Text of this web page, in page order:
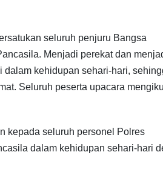
seluruh penjuru Bangsa
Menjadi perekat dan
dalam kehidupan sehari-hari,
Seluruh peserta upacara
kepada seluruh personel Polres
dalam kehidupan sehari-hari